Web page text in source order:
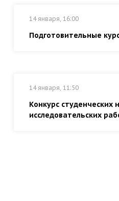
14 января, 16:00
Подготовительные
14 января, 11:50
Конкурс студенческих
исследовательских